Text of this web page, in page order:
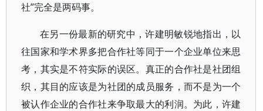
社”完全是两码事。
在另一份最新的研究中，许建明敏锐地指出，以
往国家和学术界多把合作社等同于一个企业单位来思
考，其实是不符实际的误区。真正的合作社是社团组
织，其目的应该是为社团的成员服务，而不是为一个
被认作企业的合作社来争取最大的利润。为此，许建